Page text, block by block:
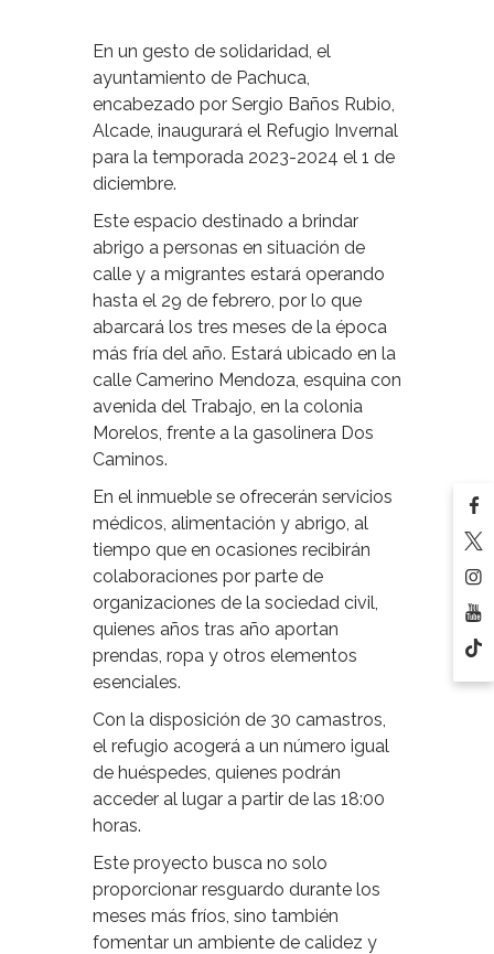
En un gesto de solidaridad, el
ayuntamiento de Pachuca,
encabezado por Sergio Baños Rubio,
Alcade, inaugurará el Refugio Invernal
para la temporada 2023-2024 el 1 de
diciembre.
Este espacio destinado a brindar
abrigo a personas en situación de
calle y a migrantes estará operando
hasta el 29 de febrero, por lo que
abarcará los tres meses de la época
más fría del año. Estará ubicado en la
calle Camerino Mendoza, esquina con
avenida del Trabajo, en la colonia
Morelos, frente a la gasolinera Dos
Caminos.
En el inmueble se ofrecerán servicios
médicos, alimentación y abrigo, al
tiempo que en ocasiones recibirán
colaboraciones por parte de
organizaciones de la sociedad civil,
quienes años tras año aportan
prendas, ropa y otros elementos
esenciales.
Con la disposición de 30 camastros,
el refugio acogerá a un número igual
de huéspedes, quienes podrán
acceder al lugar a partir de las 18:00
horas.
Este proyecto busca no solo
proporcionar resguardo durante los
meses más fríos, sino también
fomentar un ambiente de calidez y